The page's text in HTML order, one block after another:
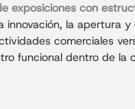
exposiciones con
innovación, la apertura
comerciales
funcional dentro de la